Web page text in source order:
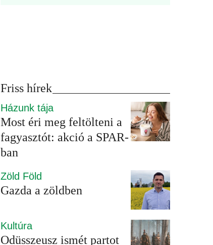
Friss hírek
Házunk tája
Most éri meg feltölteni a
fagyasztót: akció a SPAR-
ban
Zöld Föld
Gazda a zöldben
Kultúra
Odüsszeusz ismét partot